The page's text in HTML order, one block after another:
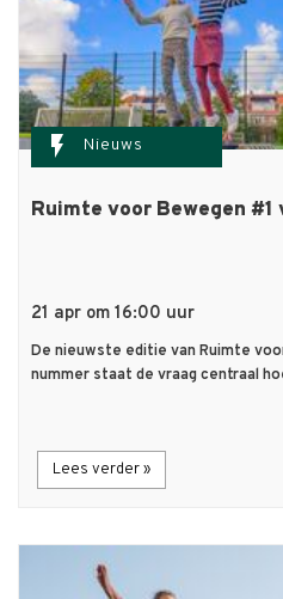
flash_on Nieuws
Ruimte voor Bewegen
21 apr om 16:00 uur
De nieuwste editie van Ruimte
nummer staat de vraag centraal
Lees verder »